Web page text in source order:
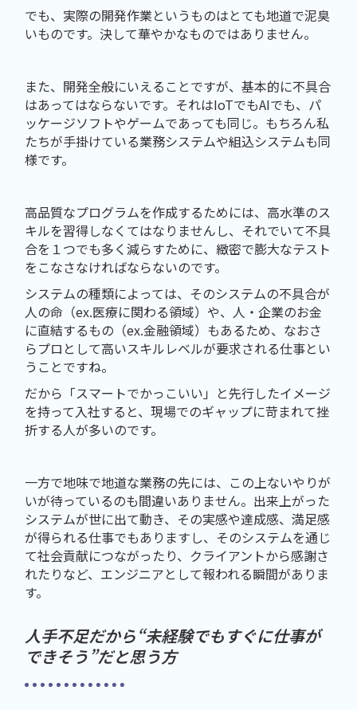
でも、実際の開発作業というものはとても地道で泥臭
いものです。決して華やかなものではありません。
また、開発全般にいえることですが、基本的に不具合
はあってはならないです。それはIoTでもAIでも、パ
ッケージソフトやゲームであっても同じ。もちろん私
たちが手掛けている業務システムや組込システムも同
様です。
高品質なプログラムを作成するためには、高水準のス
キルを習得しなくてはなりませんし、それでいて不具
合を１つでも多く減らすために、緻密で膨大なテスト
をこなさなければならないのです。
システムの種類によっては、そのシステムの不具合が
人の命（ex.医療に関わる領域）や、人・企業のお金
に直結するもの（ex.金融領域）もあるため、なおさ
らプロとして高いスキルレベルが要求される仕事とい
うことですね。
だから「スマートでかっこいい」と先行したイメージ
を持って入社すると、現場でのギャップに苛まれて挫
折する人が多いのです。
一方で地味で地道な業務の先には、この上ないやりが
いが待っているのも間違いありません。出来上がった
システムが世に出て動き、その実感や達成感、満足感
が得られる仕事でもありますし、そのシステムを通じ
て社会貢献につながったり、クライアントから感謝さ
れたりなど、エンジニアとして報われる瞬間がありま
す。
人手不足だから“未経験でもすぐに仕事が
できそう”だと思う方